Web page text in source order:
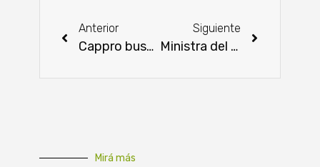
Anterior
Cappro busca dinamizar la hidrovía
Siguiente
Ministra del MOPC, reconocida como “Destacada del Año” por Cooperativa Colonias Unidas
Mirá más